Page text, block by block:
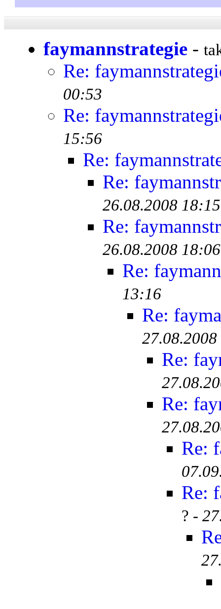
faymannstrategie -
Re:
00:53
Re:
15:56
Re:
Re:
26.08.2008 18:15
Re:
26.08.2008 18:06
Re:
13:16
Re:
Re:
Re:
Re:
Re:
? -